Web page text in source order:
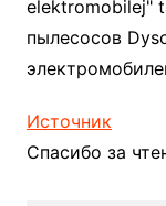
elektromobilej"
пылесосов
Источник
Спасибо за